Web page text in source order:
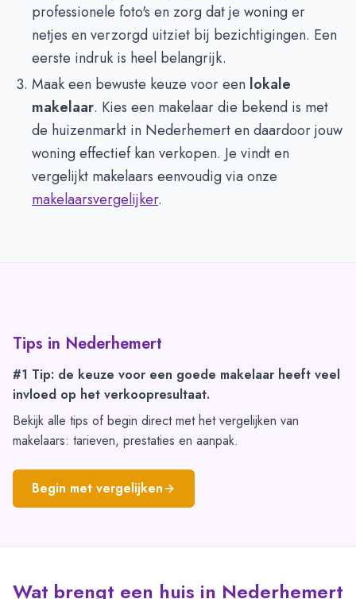
professionele foto's en zorg dat je woning er
netjes en verzorgd uitziet bij bezichtigingen. Een
eerste indruk is heel belangrijk.
Maak een bewuste keuze voor een lokale
makelaar. Kies een makelaar die bekend is met
de huizenmarkt in Nederhemert en daardoor jouw
woning effectief kan verkopen. Je vindt en
vergelijkt makelaars eenvoudig via onze
makelaarsvergelijker.
Tips in Nederhemert
#1 Tip: de keuze voor een goede makelaar heeft veel
invloed op het verkoopresultaat.
Bekijk alle tips of begin direct met het vergelijken van
makelaars: tarieven, prestaties en aanpak.
Begin met vergelijken
Wat brengt een huis in Nederhemert